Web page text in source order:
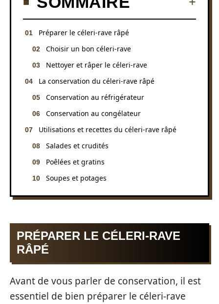
Préparer le céleri-rave râpé
Choisir un bon céleri-rave
Nettoyer et râper le céleri-rave
La conservation du céleri-rave râpé
Conservation au réfrigérateur
Conservation au congélateur
Utilisations et recettes du céleri-rave râpé
Salades et crudités
Poêlées et gratins
Soupes et potages
PRÉPARER LE CÉLERI-RAVE
RÂPÉ
Avant de vous parler de conservation, il est
essentiel de bien préparer le céleri-rave